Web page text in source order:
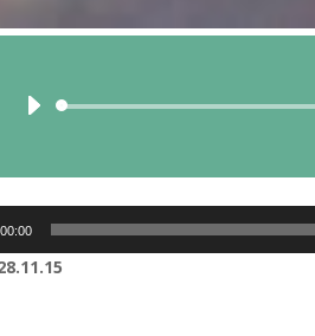
00:00